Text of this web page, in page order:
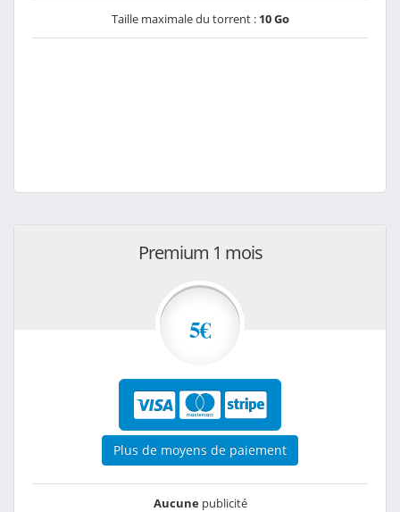
Taille maximale du torrent : 10 Go
Premium 1 mois
5€
Plus de moyens de paiement
Aucunepublicité